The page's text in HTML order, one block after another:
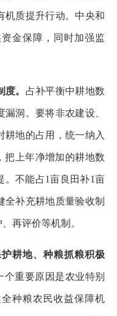
机质提升行动。中央和
金保障，同时加强监
。 占补平衡中耕地数
洞。要将非农建设、
耕地的占用，统一纳入
把上年净增加的耕地数
。不能占1亩良田补1亩
全补充耕地质量验收制
再评价等机制。
耕地、种粮抓粮积极
个重要原因是农业特别
种粮农民收益保障机